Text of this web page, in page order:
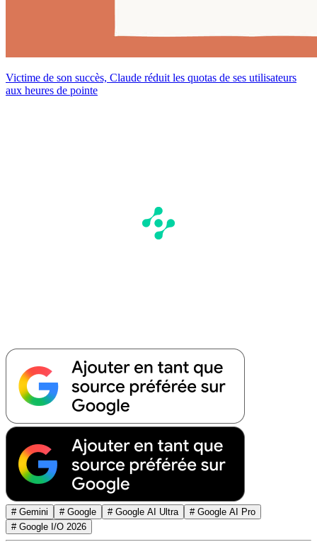
Victime de son succès, Claude réduit les quotas de ses utilisateurs
aux heures de pointe
# Gemini # Google # Google AI Ultra
# Google AI Pro
# Google I/O 2026